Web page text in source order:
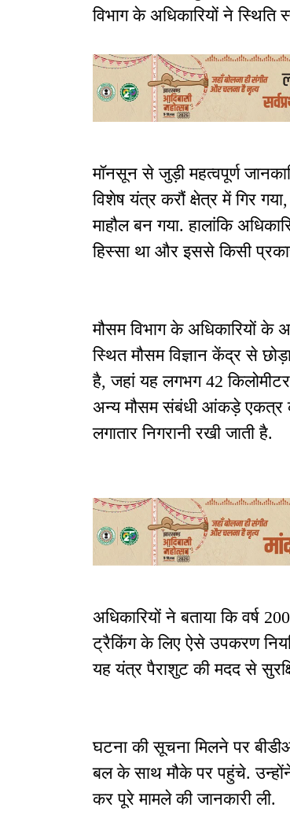
विभाग के अधिकारियों ने स्थिति
मॉनसून से जुड़ी महत्वपूर्ण
विशेष यंत्र करौं क्षेत्र में गिर
माहौल बन गया. हालांकि
हिस्सा था और इससे किसी
मौसम विभाग के अधिकारियों
स्थित मौसम विज्ञान केंद्र से
है, जहां यह लगभग 42
अन्य मौसम संबंधी आंकड़े एकत्र
लगातार निगरानी रखी जाती है.
अधिकारियों ने बताया कि वर्ष
ट्रैकिंग के लिए ऐसे उपकरण
यह यंत्र पैराशुट की मदद से
घटना की सूचना मिलने पर
बल के साथ मौके पर पहुंचे.
कर पूरे मामले की जानकारी ली.